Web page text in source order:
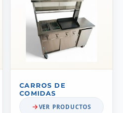
CARROS DE
COMIDAS
VER PRODUCTOS